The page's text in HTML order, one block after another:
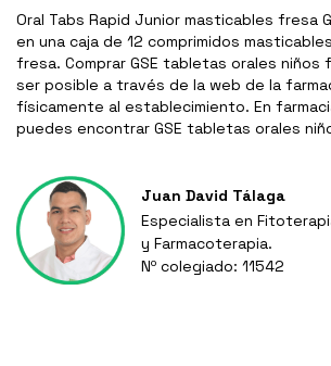
Oral Tabs Rapid Junior masticables fresa
en una caja de 12 comprimidos
fresa. Comprar GSE tabletas orales
ser posible a través de la web de la
físicamente al establecimiento. En
puedes encontrar GSE tabletas orales
Juan David Tálaga
Especialista en
y Farmacoterapia.
Nº colegiado: 11542